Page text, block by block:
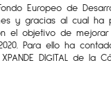
Europeo de
y gracias al cual ha
el objetivo de
Para ello ha
XPANDE DIGITAL de la